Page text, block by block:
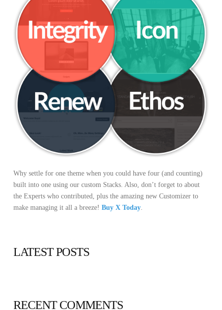
Why settle for one theme when you could have four (and counting)
built into one using our custom Stacks. Also, don’t forget to about
the Experts who contributed, plus the amazing new Customizer to
make managing it all a breeze! Buy X Today.
LATEST POSTS
RECENT COMMENTS